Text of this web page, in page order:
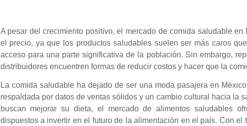
A pesar del crecimiento positivo, el mercado de comida saludable
el precio, ya que los productos saludables suelen ser más caros
acceso para una parte significativa de la población. Sin embargo,
distribuidores encuentren formas de reducir costos y hacer que la
La comida saludable ha dejado de ser una moda pasajera en
respaldada por datos de ventas sólidos y un cambio cultural hacia la
buscan mejorar su dieta, el mercado de alimentos saludables
dispuestos a invertir en el futuro de la alimentación en el país. Con